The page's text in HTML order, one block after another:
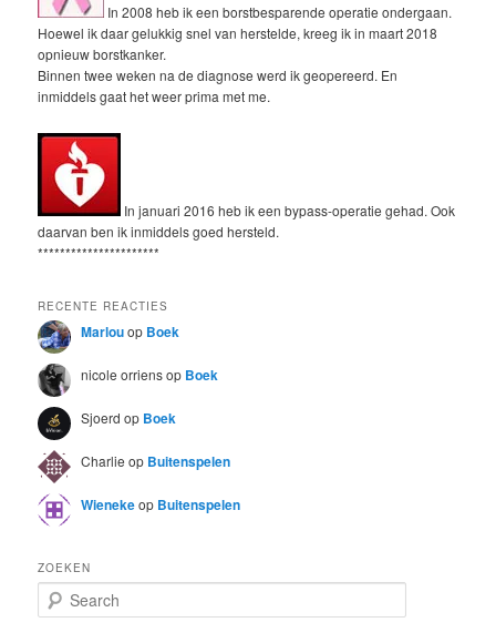
In 2008 heb ik een borstbesparende operatie ondergaan.
Hoewel ik daar gelukkig snel van herstelde, kreeg ik in maart 2018
opnieuw borstkanker.
Binnen twee weken na de diagnose werd ik geopereerd. En
inmiddels gaat het weer prima met me.
In januari 2016 heb ik een bypass-operatie gehad. Ook
daarvan ben ik inmiddels goed hersteld.
**********************
RECENTE REACTIES
Marlouop Boek
nicole orriensop Boek
Sjoerd op Boek
Charlie op Buitenspelen
Wienekeop Buitenspelen
ZOEKEN
e